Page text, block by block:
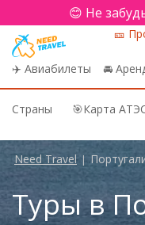
😊 Не
✈️ Авиабилеты 🚘
🎫
Страны 🎯Карта
Need Travel |
Туры в